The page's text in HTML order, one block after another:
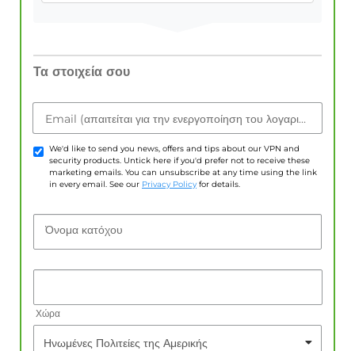
Τα στοιχεία σου
Email (απαιτείται για την ενεργοποίηση του λογαριασμού)
We'd like to send you news, offers and tips about our VPN and
security products. Untick here if you'd prefer not to receive these
marketing emails. You can unsubscribe at any time using the link
in every email. See our Privacy Policy for details.
Όνομα κατόχου
Χώρα